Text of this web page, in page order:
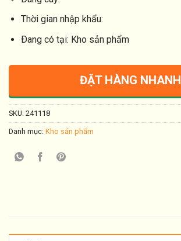
Thời gian nhập khẩu:
Ðang có tại: Kho sản phẩm
ĐẶT HÀNG NHANH
SKU: 241118
Danh mục: Kho sản phẩm